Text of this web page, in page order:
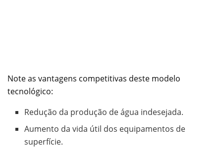
Note as vantagens competitivas deste modelo
tecnológico:
Redução da produção de água indesejada.
Aumento da vida útil dos equipamentos de
superfície.